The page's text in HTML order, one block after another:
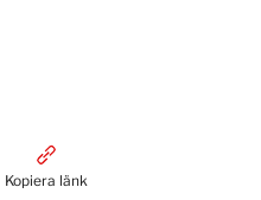
Kopiera länk